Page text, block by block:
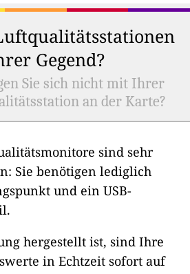
Gegend?
Sie sich nicht mit Ihrer
an der Karte?
sind sehr
Sie benötigen lediglich
und ein USB-
hergestellt ist, sind Ihre
in Echtzeit sofort auf